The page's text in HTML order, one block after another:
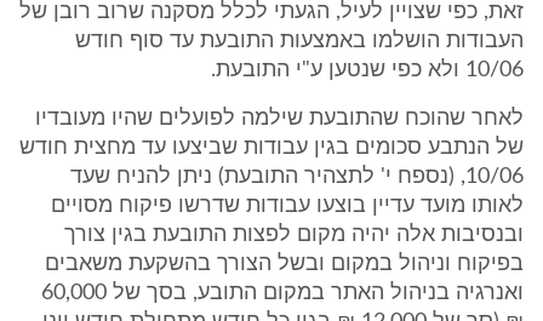
זאת, כפי שצויין לעיל, הגעתי לכלל מסקנה שרוב רובן של
העבודות הושלמו באמצעות התובעת עד סוף חודש
10/06 ולא כפי שנטען ע"י התובעת.
לאחר שהוכח שהתובעת שילמה לפועלים שהיו מעובדיו
של הנתבע סכומים בגין עבודות שביצעו עד מחצית חודש
10/06, (נספח י' לתצהיר התובעת) ניתן להניח שעד
לאותו מועד עדיין בוצעו עבודות שדרשו פיקוח מסויים
ובנסיבות אלה יהיה מקום לפצות התובעת בגין צורך
בפיקוח וניהול במקום ובשל הצורך בהשקעת משאבים
ואנרגיה בניהול האתר במקום התובע, בסך של 60,000